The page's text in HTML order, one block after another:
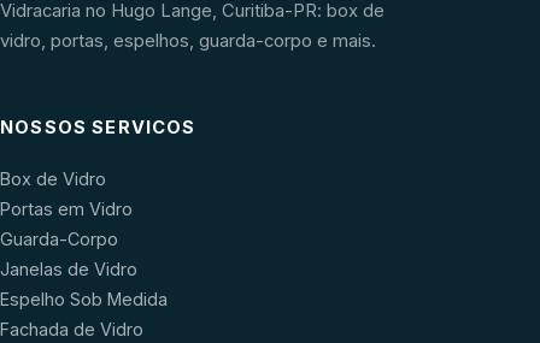
Vidracaria no Hugo Lange, Curitiba-PR: box de
vidro, portas, espelhos, guarda-corpo e mais.
NOSSOS SERVICOS
Box de Vidro
Portas em Vidro
Guarda-Corpo
Janelas de Vidro
Espelho Sob Medida
Fachada de Vidro